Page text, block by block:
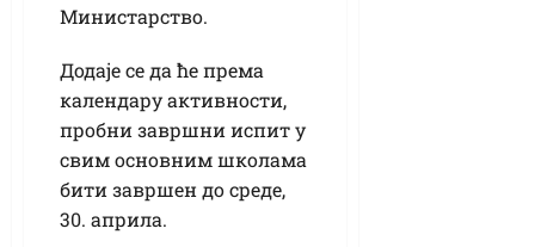
Министарство.
Додаје се да ће према
календару активности,
пробни завршни испит у
свим основним школама
бити завршен до среде,
30. априла.